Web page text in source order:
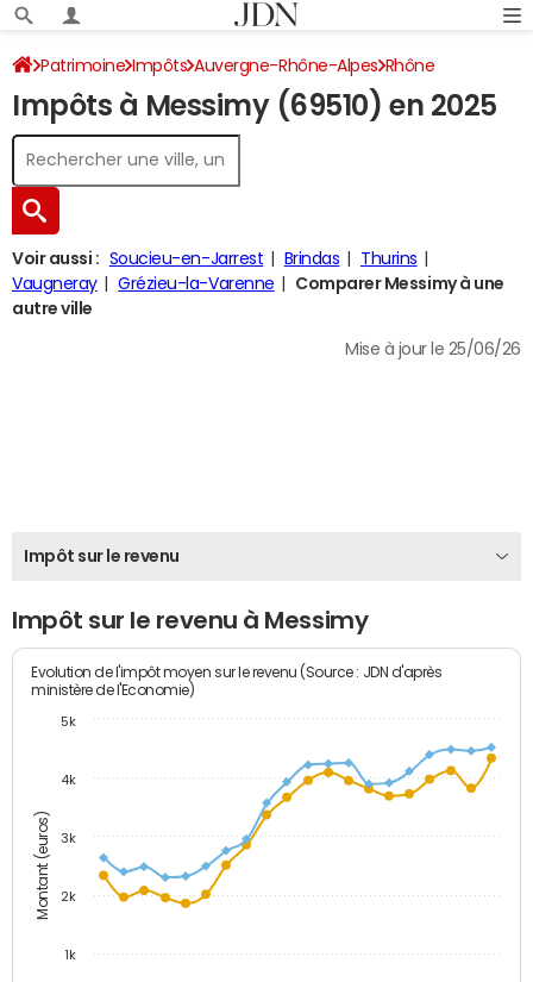
Patrimoine Impôts Auvergne-Rhône-Alpes Rhône
Messimy Impôt sur le revenu
Impôts à Messimy (69510) en 2025
Voir aussi : Soucieu-en-Jarrest Brindas
Thurins
Vaugneray
Grézieu-la-Varenne
Comparer Messimy à une
autre ville
Mise à jour le 25/06/26
Impôt sur le revenu
Impôt sur le revenu à Messimy
Montant (euros)
Evolution de l'impôt moyen sur le revenu (Source : JDN d'après
ministère de l'Economie)
1k
2k
3k
4k
5k